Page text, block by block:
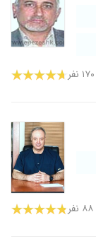
۱۷۰ نفر
۸۸ نفر